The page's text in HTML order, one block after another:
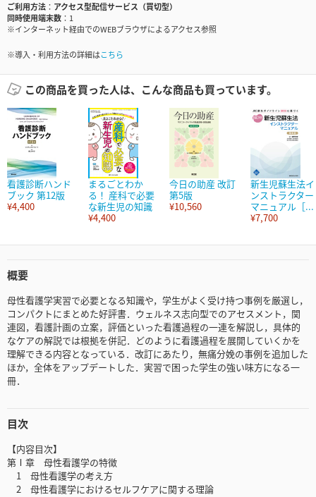
ご利用方法
アクセス型配信サービス（買切型）
同時使用端末数
1
※インターネット経由でのWEBブラウザによるアクセス参照
※導入・利用方法の詳細はこちら
この商品を買った人は、こんな商品も買っています。
看護診断ハンド
ブック 第12版
¥4,400
まるごとわか
る！ 産科で必要
な新生児の知識
¥4,400
今日の助産 改訂
第5版
¥10,560
新生児蘇生法イ
ンストラクター
マニュアル［...
¥7,700
概要
母性看護学実習で必要となる知識や，学生がよく受け持つ事例を厳選し，
コンパクトにまとめた好評書．ウェルネス志向型でのアセスメント，関
連図，看護計画の立案，評価といった看護過程の一連を解説し，具体的
なケアの解説では根拠を併記．どのように看護過程を展開していくかを
理解できる内容となっている．改訂にあたり，無痛分娩の事例を追加した
ほか，全体をアップデートした．実習で困った学生の強い味方になる一
冊．
目次
【内容目次】
第Ⅰ章 母性看護学の特徴
1 母性看護学の考え方
2 母性看護学におけるセルフケアに関する理論